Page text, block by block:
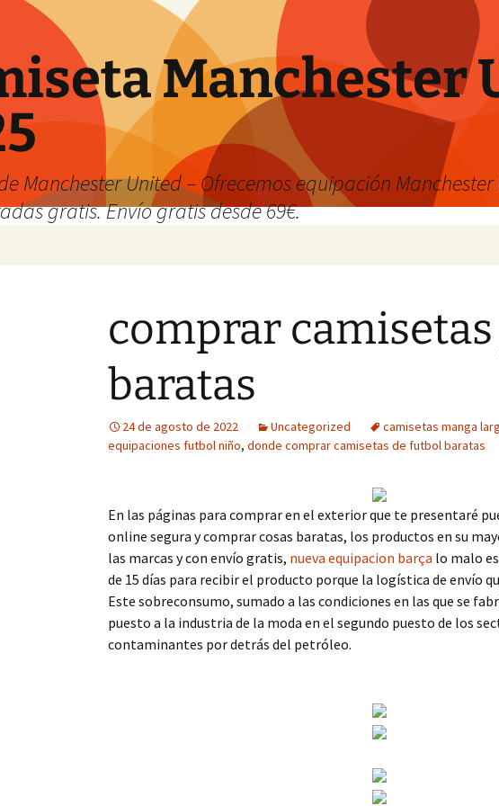
Manchester
Manchester United – Ofrecemos equipación
gratis. Envío gratis desde 69€.
comprar
baratas
24 de agosto de 2022 Uncategorized camisetas manga
equipaciones futbol niño, donde comprar camisetas de futbol baratas
En las páginas para comprar en el exterior que te presentaré
online segura y comprar cosas baratas, los productos en su
las marcas y con envío gratis, nueva equipacion barça lo malo
de 15 días para recibir el producto porque la logística de envío
Este sobreconsumo, sumado a las condiciones en las que se
puesto a la industria de la moda en el segundo puesto de los
contaminantes por detrás del petróleo.